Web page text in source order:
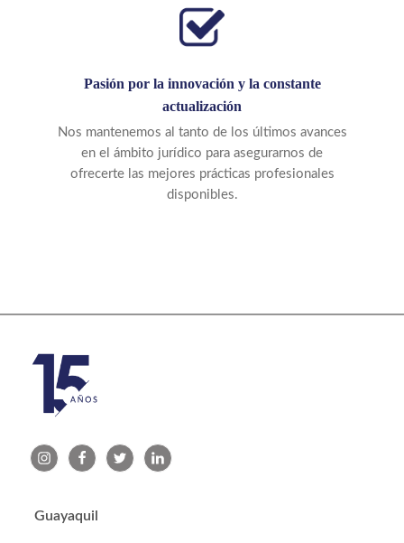
Pasión por la innovación y la constante
actualización
Nos mantenemos al tanto de los últimos avances
en el ámbito jurídico para asegurarnos de
ofrecerte las mejores prácticas profesionales
disponibles.
Guayaquil